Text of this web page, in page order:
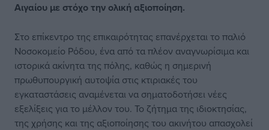
Αιγαίου με στόχο την ολική αξιοποίηση.
Στο επίκεντρο της επικαιρότητας επανέρχεται το παλιό
Νοσοκομείο Ρόδου, ένα από τα πλέον αναγνωρίσιμα και
ιστορικά ακίνητα της πόλης, καθώς η σημερινή
πρωθυπουργική αυτοψία στις κτιριακές του
εγκαταστάσεις αναμένεται να σηματοδοτήσει νέες
εξελίξεις για το μέλλον του. Το ζήτημα της ιδιοκτησίας,
της χρήσης και της αξιοποίησης του ακινήτου απασχολεί